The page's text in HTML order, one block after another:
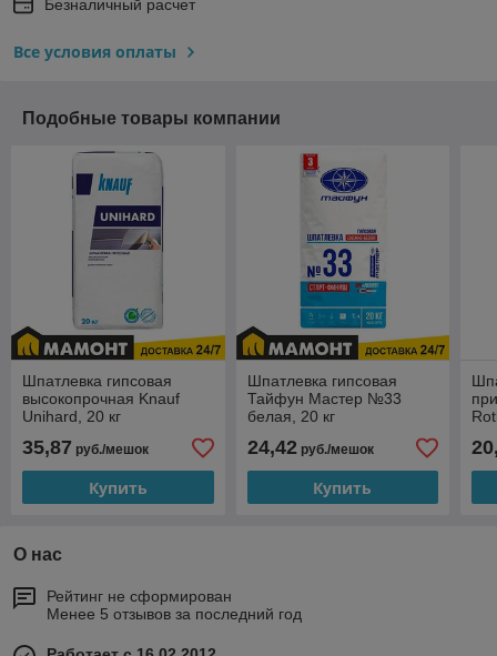
Безналичный расчет
Все условия оплаты
Подобные товары компании
Шпатлевка гипсовая
высокопрочная Knauf
Unihard, 20 кг
35,87 руб./мешок
Купить
Шпатлевка гипсовая
Тайфун Мастер №33
белая, 20 кг
24,42руб./мешок
Купить
О нас
Рейтинг не сформирован
Менее 5 отзывов за последний год